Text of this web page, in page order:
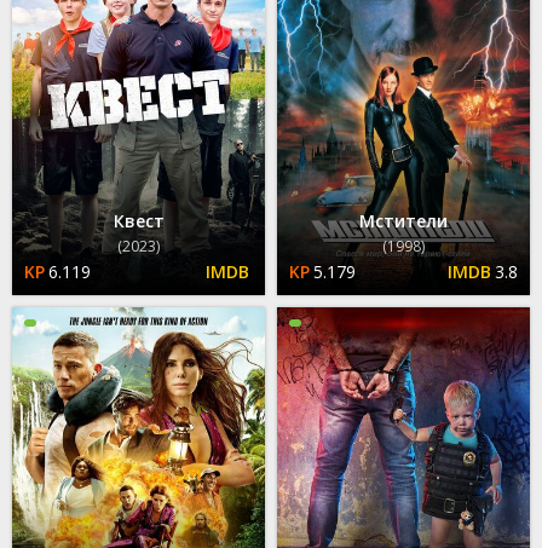
Квест
(2023)
6.119
Мстители
(1998)
5.179 3.8